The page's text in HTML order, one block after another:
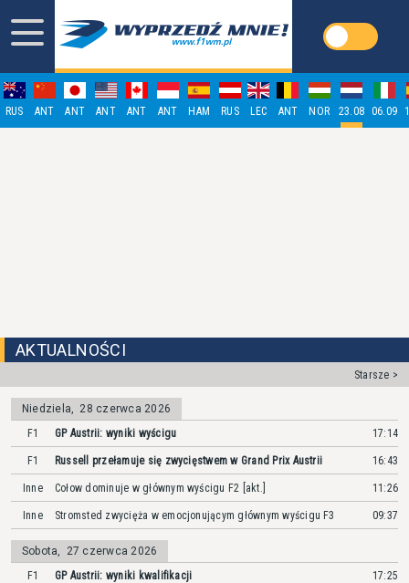
RUS ANT ANT ANT ANT ANT HAM RUS LEC ANT NOR 23.08 06.09
AKTUALNOŚCI
Starsze >
Niedziela, 28 czerwca 2026
F1
GP Austrii: wyniki wyścigu 17:14
F1 Russell przełamuje się zwycięstwem w Grand Prix Austrii 16:43
Inne Cołow dominuje w głównym wyścigu F2 [akt.] 11:26
Inne Stromsted zwycięża w emocjonującym głównym wyścigu F3 09:37
Sobota,
27 czerwca 2026
F1
GP Austrii: wyniki kwalifikacji 17:25